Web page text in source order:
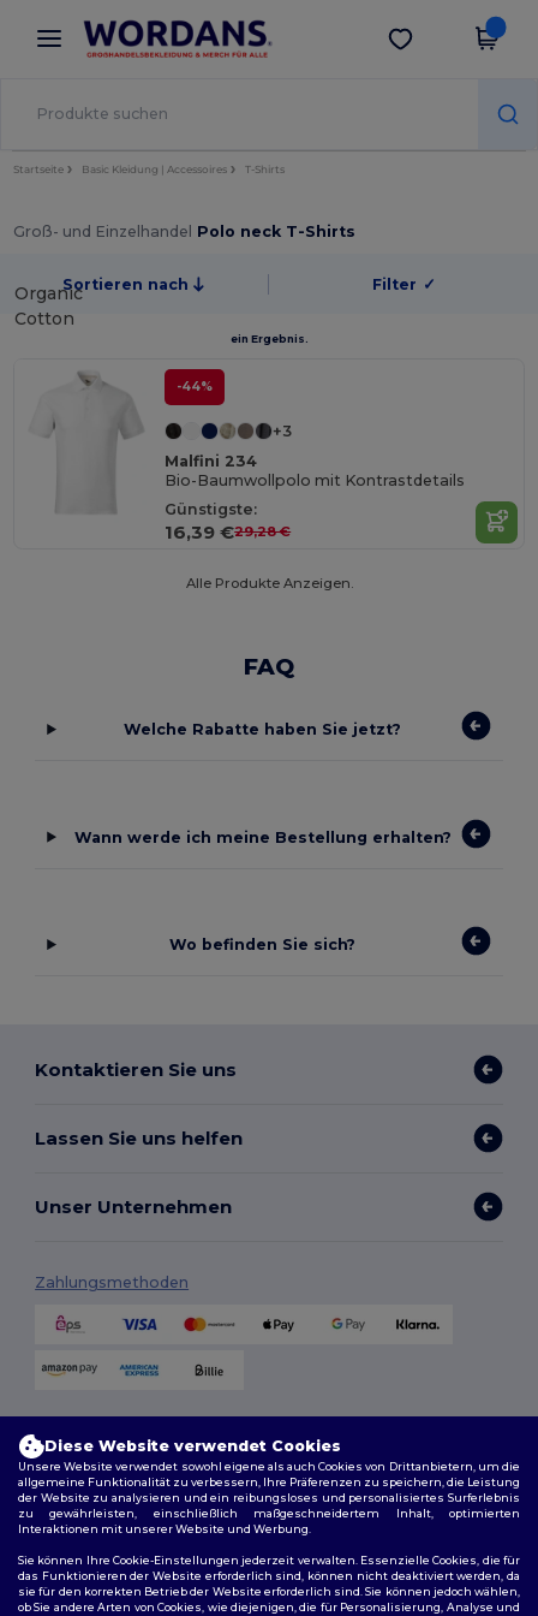
× Wordans App
Bessere Preise in der App!
App holen
Startseite Basic Kleidung | Accessoires T-Shirts
Groß- und Einzelhandel Polo neck T-Shirts
Sortieren nach Filter ✓
ein Ergebnis.
Organic
Cotton
-44%
+3
Malfini 234
Bio-Baumwollpolo mit Kontrastdetails
Günstigste:
16,39 €29,28 €
Alle Produkte Anzeigen.
FAQ
Welche Rabatte haben Sie jetzt?
Wann werde ich meine Bestellung erhalten?
Wo befinden Sie sich?
Kontaktieren Sie uns
Lassen Sie uns helfen
Unser Unternehmen
Zahlungsmethoden
Folge uns
Diese Website verwendet Cookies
Unsere Website verwendet sowohl eigene als auch Cookies von Drittanbietern, um die
allgemeine Funktionalität zu verbessern, Ihre Präferenzen zu speichern, die Leistung
der Website zu analysieren und ein reibungsloses und personalisiertes Surferlebnis
zu gewährleisten, einschließlich maßgeschneidertem Inhalt, optimierten
Interaktionen mit unserer Website und Werbung.
Sie können Ihre Cookie-Einstellungen jederzeit verwalten. Essenzielle Cookies, die für
das Funktionieren der Website erforderlich sind, können nicht deaktiviert werden, da
sie für den korrekten Betrieb der Website erforderlich sind. Sie können jedoch wählen,
ob Sie andere Arten von Cookies, wie diejenigen, die für Personalisierung, Analyse und